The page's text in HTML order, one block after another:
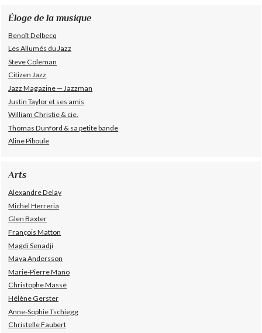
Éloge de la musique
Benoît Delbecq
Les Allumés du Jazz
Steve Coleman
Citizen Jazz
Jazz Magazine — Jazzman
Justin Taylor et ses amis
William Christie & cie.
Thomas Dunford & sa petite bande
Aline Piboule
Arts
Alexandre Delay
Michel Herreria
Glen Baxter
François Matton
Magdi Senadji
Maya Andersson
Marie-Pierre Mano
Christophe Massé
Hélène Gerster
Anne-Sophie Tschiegg
Christelle Faubert